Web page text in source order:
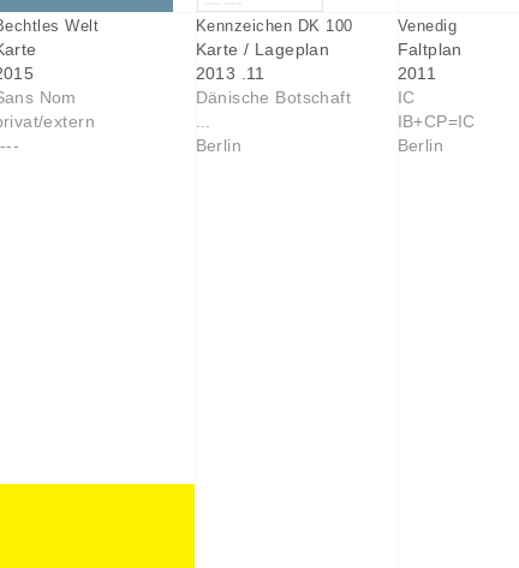
Welt
Nom
extern
Kennzeichen DK 100
Karte / Lageplan
2013 .11
Dänische Botschaft
Berlin
Venedig
Faltplan
2011
IC
IB+CP=IC
Berlin